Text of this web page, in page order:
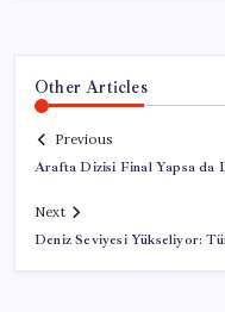
Other Articles
Previous
Arafta Dizisi Final Yapsa da
Next
Deniz Seviyesi Yükseliyor: